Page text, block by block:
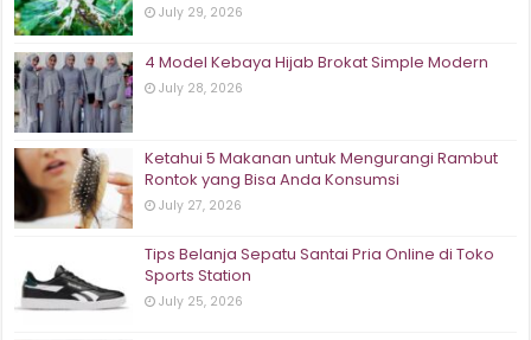
July 29, 2026
4 Model Kebaya Hijab Brokat Simple Modern
July 28, 2026
Ketahui 5 Makanan untuk Mengurangi Rambut
Rontok yang Bisa Anda Konsumsi
July 27, 2026
Tips Belanja Sepatu Santai Pria Online di Toko
Sports Station
July 25, 2026